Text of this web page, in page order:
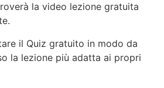
la video lezione gratuita
il Quiz gratuito in modo da
la lezione più adatta ai propri